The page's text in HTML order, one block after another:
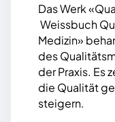
Das Werk
Weissbuch
Medizin»
des
der Praxis. Es
die Qualität
steigern.